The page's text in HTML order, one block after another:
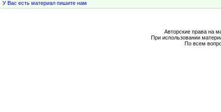
У Вас есть материал пишите нам
Авторские права на
При использовании
По всем